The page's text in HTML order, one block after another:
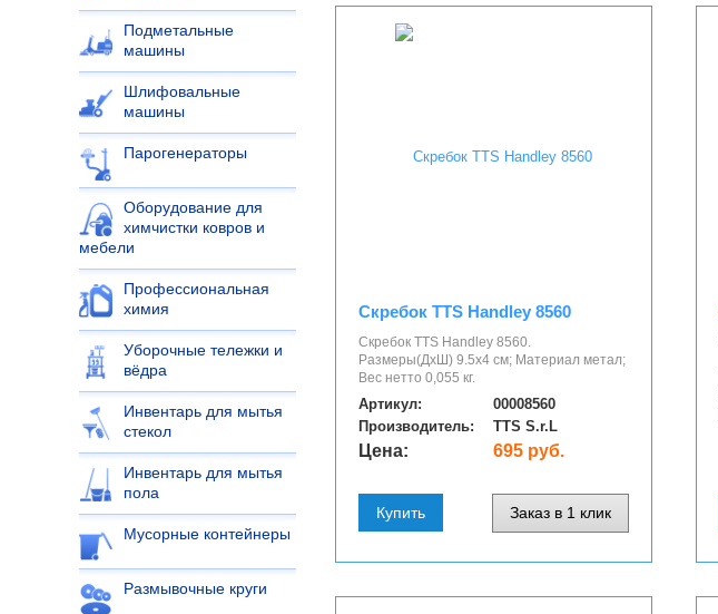
Подметальные
машины
Шлифовальные
машины
Парогенераторы
Оборудование для
химчистки ковров и
мебели
Профессиональная
химия
Уборочные тележки и
вёдра
Инвентарь для мытья
стекол
Инвентарь для мытья
пола
Мусорные контейнеры
Размывочные круги
Скребок TTS Handley 8560
Скребок TTS Handley 8560.
Размеры(ДхШ) 9.5х4 см; Материал метал;
Вес нетто 0,055 кг.
Артикул:
00008560
Производитель:
TTS S.r.L
Цена: 695 руб.
Купить Заказ в 1 клик